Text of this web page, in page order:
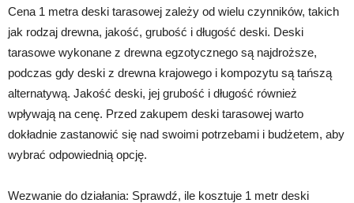
Cena 1 metra deski tarasowej zależy od wielu czynników, takich
jak rodzaj drewna, jakość, grubość i długość deski. Deski
tarasowe wykonane z drewna egzotycznego są najdroższe,
podczas gdy deski z drewna krajowego i kompozytu są tańszą
alternatywą. Jakość deski, jej grubość i długość również
wpływają na cenę. Przed zakupem deski tarasowej warto
dokładnie zastanowić się nad swoimi potrzebami i budżetem, aby
wybrać odpowiednią opcję.
Wezwanie do działania: Sprawdź, ile kosztuje 1 metr deski